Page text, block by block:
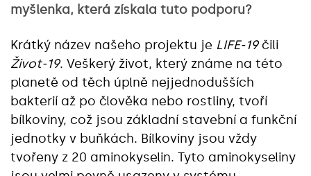
myšlenka, která získala tuto podporu?
Krátký název našeho projektu je LIFE-19čili
Život-19. Veškerý život, který známe na této
planetě od těch úplně nejjednodušších
bakterií až po člověka nebo rostliny, tvoří
bílkoviny, což jsou základní stavební a funkční
jednotky v buňkách. Bílkoviny jsou vždy
tvořeny z 20 aminokyselin. Tyto aminokyseliny